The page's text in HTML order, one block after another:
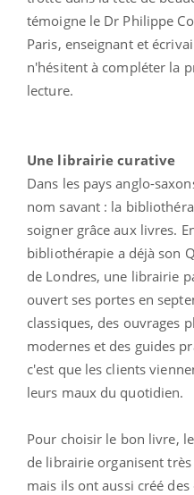
témoigne le Dr Philippe
Paris, enseignant et
n'hésitent à compléter la
lecture.
Une librairie curative
Dans les pays anglo-
nom savant : la
soigner grâce aux livres.
bibliothérapie a déjà son
de Londres, une librairie
ouvert ses portes en
classiques, des ouvrages
modernes et des guides
c'est que les clients
leurs maux du quotidien.
Pour choisir le bon livre,
de librairie organisent
mais ils ont aussi créé